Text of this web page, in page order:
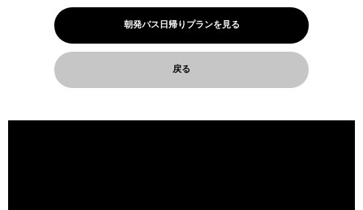
朝発バス日帰りプランを見る
戻る